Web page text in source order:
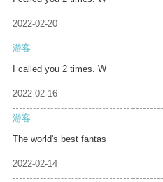
2022-02-20
游客
I called you 2 times. W
2022-02-16
游客
The world's best fantas
2022-02-14